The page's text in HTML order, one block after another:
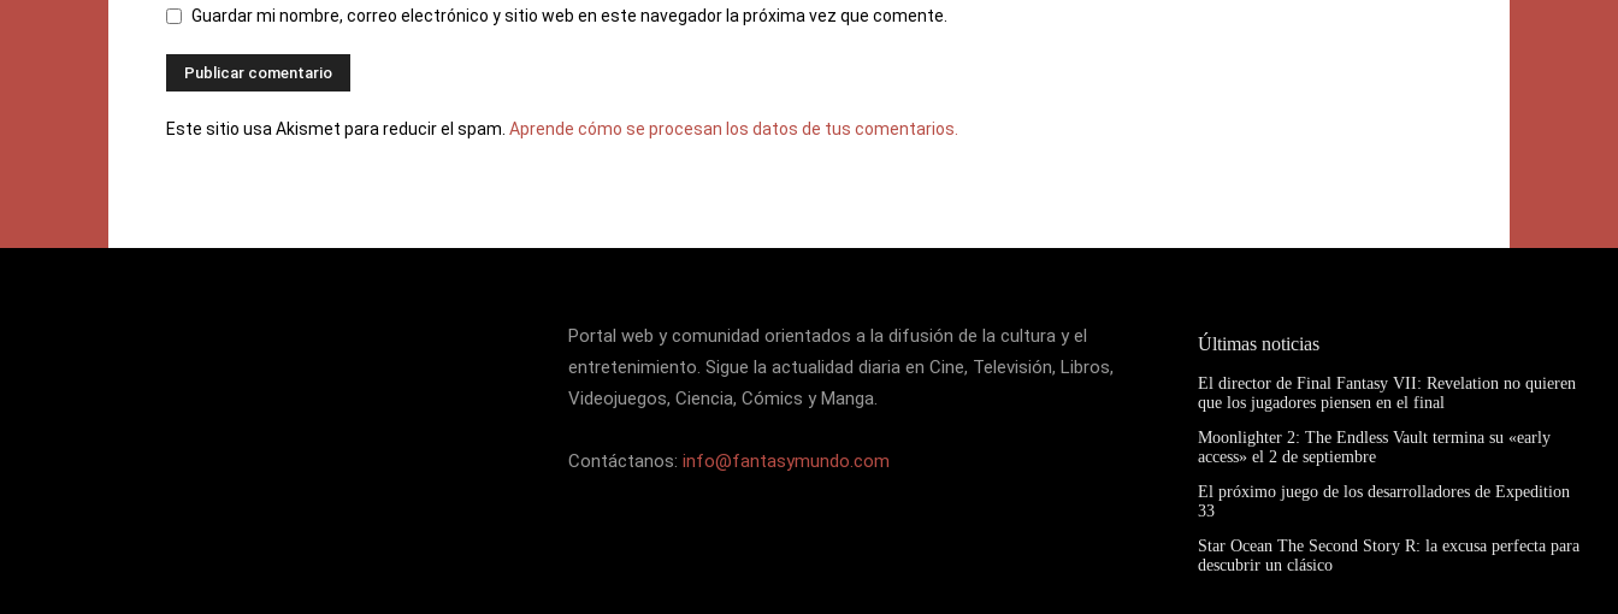
Guardar mi nombre, correo electrónico y sitio web en este navegador la próxima vez que comente.
Este sitio usa Akismet para reducir el spam. Aprende cómo se procesan los datos de tus comentarios.
Portal web y comunidad orientados a la difusión de la cultura y el
entretenimiento. Sigue la actualidad diaria en Cine, Televisión, Libros,
Videojuegos, Ciencia, Cómics y Manga.
Contáctanos: info@fantasymundo.com
Últimas noticias
El director de Final Fantasy VII: Revelation no quieren
que los jugadores piensen en el final
Moonlighter 2: The Endless Vault termina su «early
access» el 2 de septiembre
El próximo juego de los desarrolladores de Expedition
33
Star Ocean The Second Story R: la excusa perfecta para
descubrir un clásico